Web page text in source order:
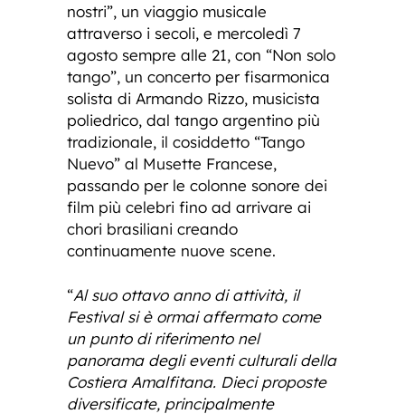
nostri”, un viaggio musicale
attraverso i secoli, e mercoledì 7
agosto sempre alle 21, con “Non solo
tango”, un concerto per fisarmonica
solista di Armando Rizzo, musicista
poliedrico, dal tango argentino più
tradizionale, il cosiddetto “Tango
Nuevo” al Musette Francese,
passando per le colonne sonore dei
film più celebri fino ad arrivare ai
chori brasiliani creando
continuamente nuove scene.
“Al suo ottavo anno di attività, il
Festival si è ormai affermato come
un punto di riferimento nel
panorama degli eventi culturali della
Costiera Amalfitana. Dieci proposte
diversificate, principalmente